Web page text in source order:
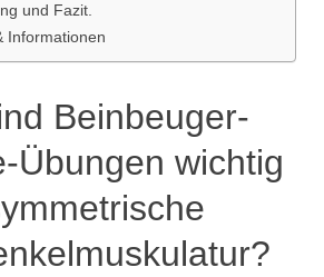
und Fazit.
Informationen
Beinbeuger-
Übungen wichtig